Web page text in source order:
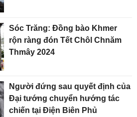
Sóc Trăng: Đồng bào Khmer
rộn ràng đón Tết Chôl Chnăm
Thmây 2024
Người đứng sau quyết định của
Đại tướng chuyển hướng tác
chiến tại Điện Biên Phủ